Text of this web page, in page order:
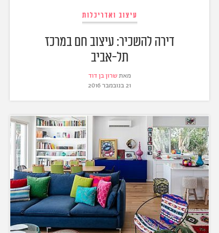
עיצוב ואדריכלות
דירה להשכיר: עיצוב חם במרכז
תל-אביב
מאתשרון בן דוד
21 בנובמבר 2016